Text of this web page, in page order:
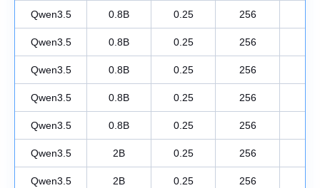
Qwen3.5 0.8B 0.25 256
Qwen3.5 0.8B 0.25 256
Qwen3.5 0.8B 0.25 256
Qwen3.5 0.8B 0.25 256
Qwen3.5 0.8B 0.25 256
Qwen3.5 2B 0.25 256
Qwen3.5 2B 0.25 256